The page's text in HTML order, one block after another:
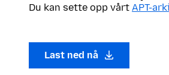
Du kan sette opp vårt APT-
Last ned nå